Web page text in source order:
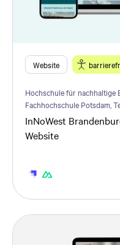
Website
Hochschule für nachhaltige
Fachhochschule Potsdam,
InNoWest
Website